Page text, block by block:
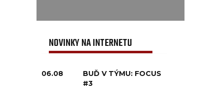
NOVINKY NA INTERNETU
06.08
BUĎ V TÝMU: FOCUS
#3